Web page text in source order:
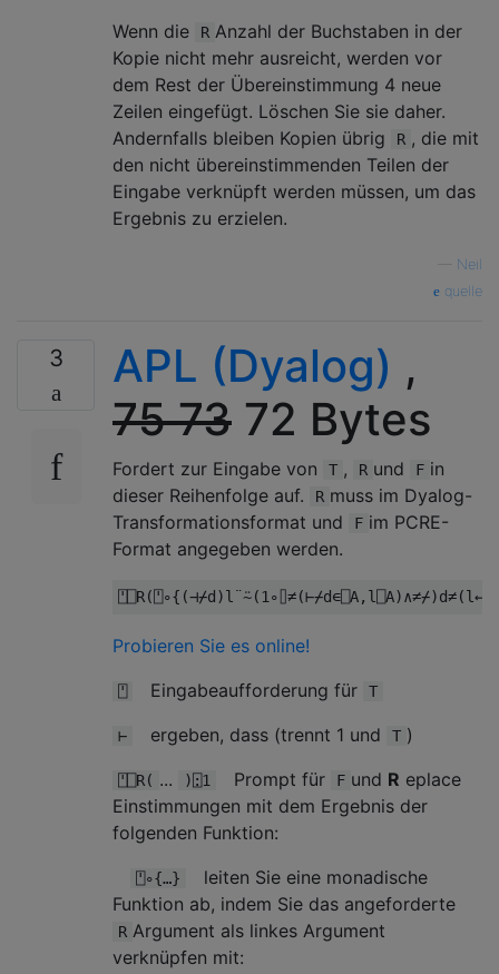
Wenn die R Anzahl der Buchstaben in der
Kopie nicht mehr ausreicht, werden vor
dem Rest der Übereinstimmung 4 neue
Zeilen eingefügt. Löschen Sie sie daher.
Andernfalls bleiben Kopien übrig
R , die mit
den nicht übereinstimmenden Teilen der
Eingabe verknüpft werden müssen, um das
Ergebnis zu erzielen.
Neil
quelle
3 APL (Dyalog) ,
7573 72 Bytes
Fordert zur Eingabe von T , R und F in
dieser Reihenfolge auf.
R muss im Dyalog-
Transformationsformat und
F im PCRE-
Format angegeben werden.
⍞⎕ R(⍞∘{(⊣⌿d )l ¨⍨(1 ∘⌷≠(⊢⌿d∊⎕ A, l A)∧≠⌿)d≠(l←
Probieren Sie es online!
⍞ Eingabeaufforderung für T
⊢ ergeben, dass (trennt 1 und T )
⍞⎕R( ... )⍠1 Prompt für F und R eplace
Einstimmungen mit dem Ergebnis der
folgenden Funktion:
⍞∘{…}
leiten Sie eine monadische
Funktion ab, indem Sie das angeforderte
R Argument als linkes Argument
verknüpfen mit: